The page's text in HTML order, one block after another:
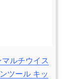
ルチウイス
ツール キッ